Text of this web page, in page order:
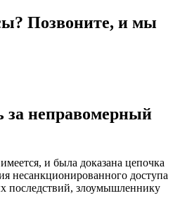
Позвоните, и мы
за неправомерный
и была доказана цепочка
несанкционированного доступа
последствий, злоумышленнику